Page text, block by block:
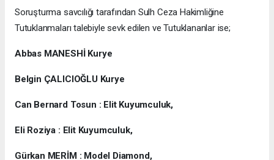
Soruşturma savcılığı tarafından Sulh Ceza Hakimliğine
Tutuklanmaları talebiyle sevk edilen ve Tutuklananlar ise;
Abbas MANESHİ Kurye
Belgin ÇALICIOĞLU Kurye
Can Bernard Tosun : Elit Kuyumculuk,
Eli Roziya : Elit Kuyumculuk,
Gürkan MERİM : Model Diamond,